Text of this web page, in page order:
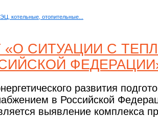
котельные, отопительные...
«О СИТУАЦИИ С
развития
в Российской
выявление комплекса